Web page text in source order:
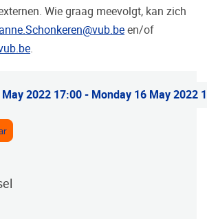
Wie graag meevolgt, kan zich
en/of
May 2022 17:00- Monday 16 May 2022